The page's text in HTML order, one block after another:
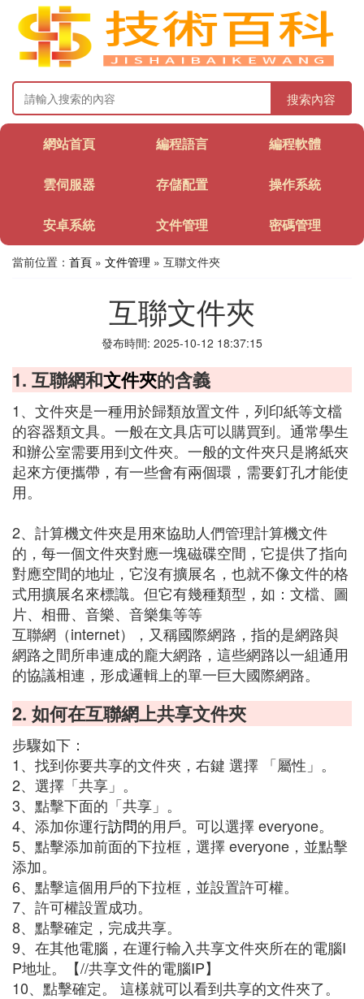
搜索內容
網站首頁 編程語言 編程軟體
雲伺服器 存儲配置 操作系統
安卓系統 文件管理 密碼管理
當前位置： 首頁 » 文件管理 » 互聯文件夾
互聯文件夾
發布時間: 2025-10-12 18:37:15
1. 互聯網和文件夾的含義
1、文件夾是一種用於歸類放置文件，列印紙等文檔
的容器類文具。一般在文具店可以購買到。通常學生
和辦公室需要用到文件夾。一般的文件夾只是將紙夾
起來方便攜帶，有一些會有兩個環，需要釘孔才能使
用。
2、計算機文件夾是用來協助人們管理計算機文件
的，每一個文件夾對應一塊磁碟空間，它提供了指向
對應空間的地址，它沒有擴展名，也就不像文件的格
式用擴展名來標識。但它有幾種類型，如：文檔、圖
片、相冊、音樂、音樂集等等
互聯網（internet），又稱國際網路，指的是網路與
網路之間所串連成的龐大網路，這些網路以一組通用
的協議相連，形成邏輯上的單一巨大國際網路。
2. 如何在互聯網上共享文件夾
步驟如下：
1、找到你要共享的文件夾，右鍵 選擇 「屬性」。
2、選擇「共享」。
3、點擊下面的「共享」。
4、添加你運行訪問的用戶。可以選擇 everyone。
5、點擊添加前面的下拉框，選擇 everyone，並點擊
添加。
6、點擊這個用戶的下拉框，並設置許可權。
7、許可權設置成功。
8、點擊確定，完成共享。
9、在其他電腦，在運行輸入共享文件夾所在的電腦I
P地址。【//共享文件的電腦IP】
10、點擊確定。 這樣就可以看到共享的文件夾了。